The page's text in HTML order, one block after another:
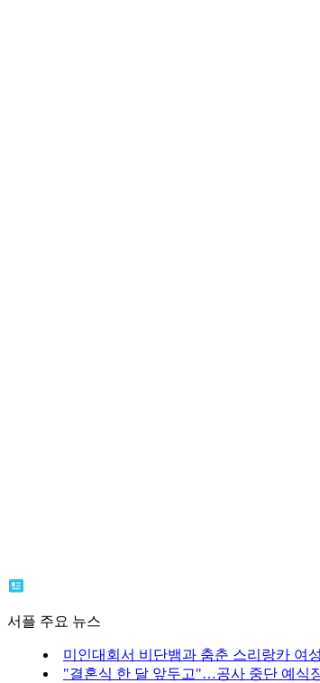
서플 주요 뉴스
미인대회서 비단뱀과 춤춘 스리랑카 여
"결혼식 한 달 앞두고"…공사 중단 예식